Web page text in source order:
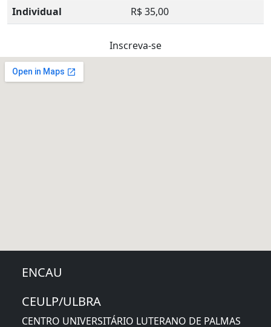
Individual
R$ 35,00
Inscreva-se
ENCAU
CEULP/ULBRA
CENTRO UNIVERSITÁRIO LUTERANO DE PALMAS